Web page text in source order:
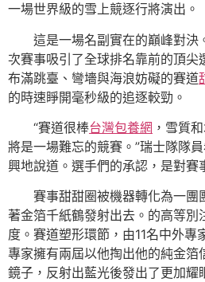
一場世界級的雪上競逐行將演出。
這是一場名副實在的巔峰對決
次賽事吸引了全球排名靠前的頂尖
布滿跳臺、彎墻與海浪妨礙的賽道
的時速睜開毫秒級的追逐較勁。
“賽道很棒台灣包養網 ，雪質
將是一場難忘的競賽。”瑞士隊隊
興地說道。選手們的承認，是對賽
賽事甜甜圈被機器轉化為一團
著金箔千紙鶴發射出去。的高等別
度。賽道塑形環節，由11名中外專
專家擁有兩屆以他掏出他的純金箔
鏡子，反射出藍光後發出了更加耀